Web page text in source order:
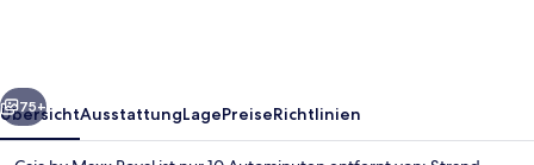
Weiter
75+
ÜbersichtAusstattungLagePreiseRichtlinien